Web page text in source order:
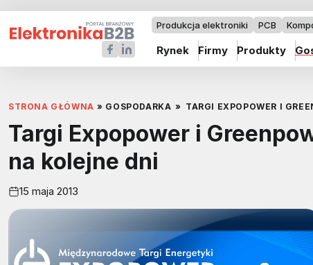
Produkcja elektroniki PCB
Rynek Firmy Produkty
STRONA GŁÓWNA » GOSPODARKA » TARGI EXPOPOWER I
Targi Expopower i
na kolejne dni
15 maja 2013